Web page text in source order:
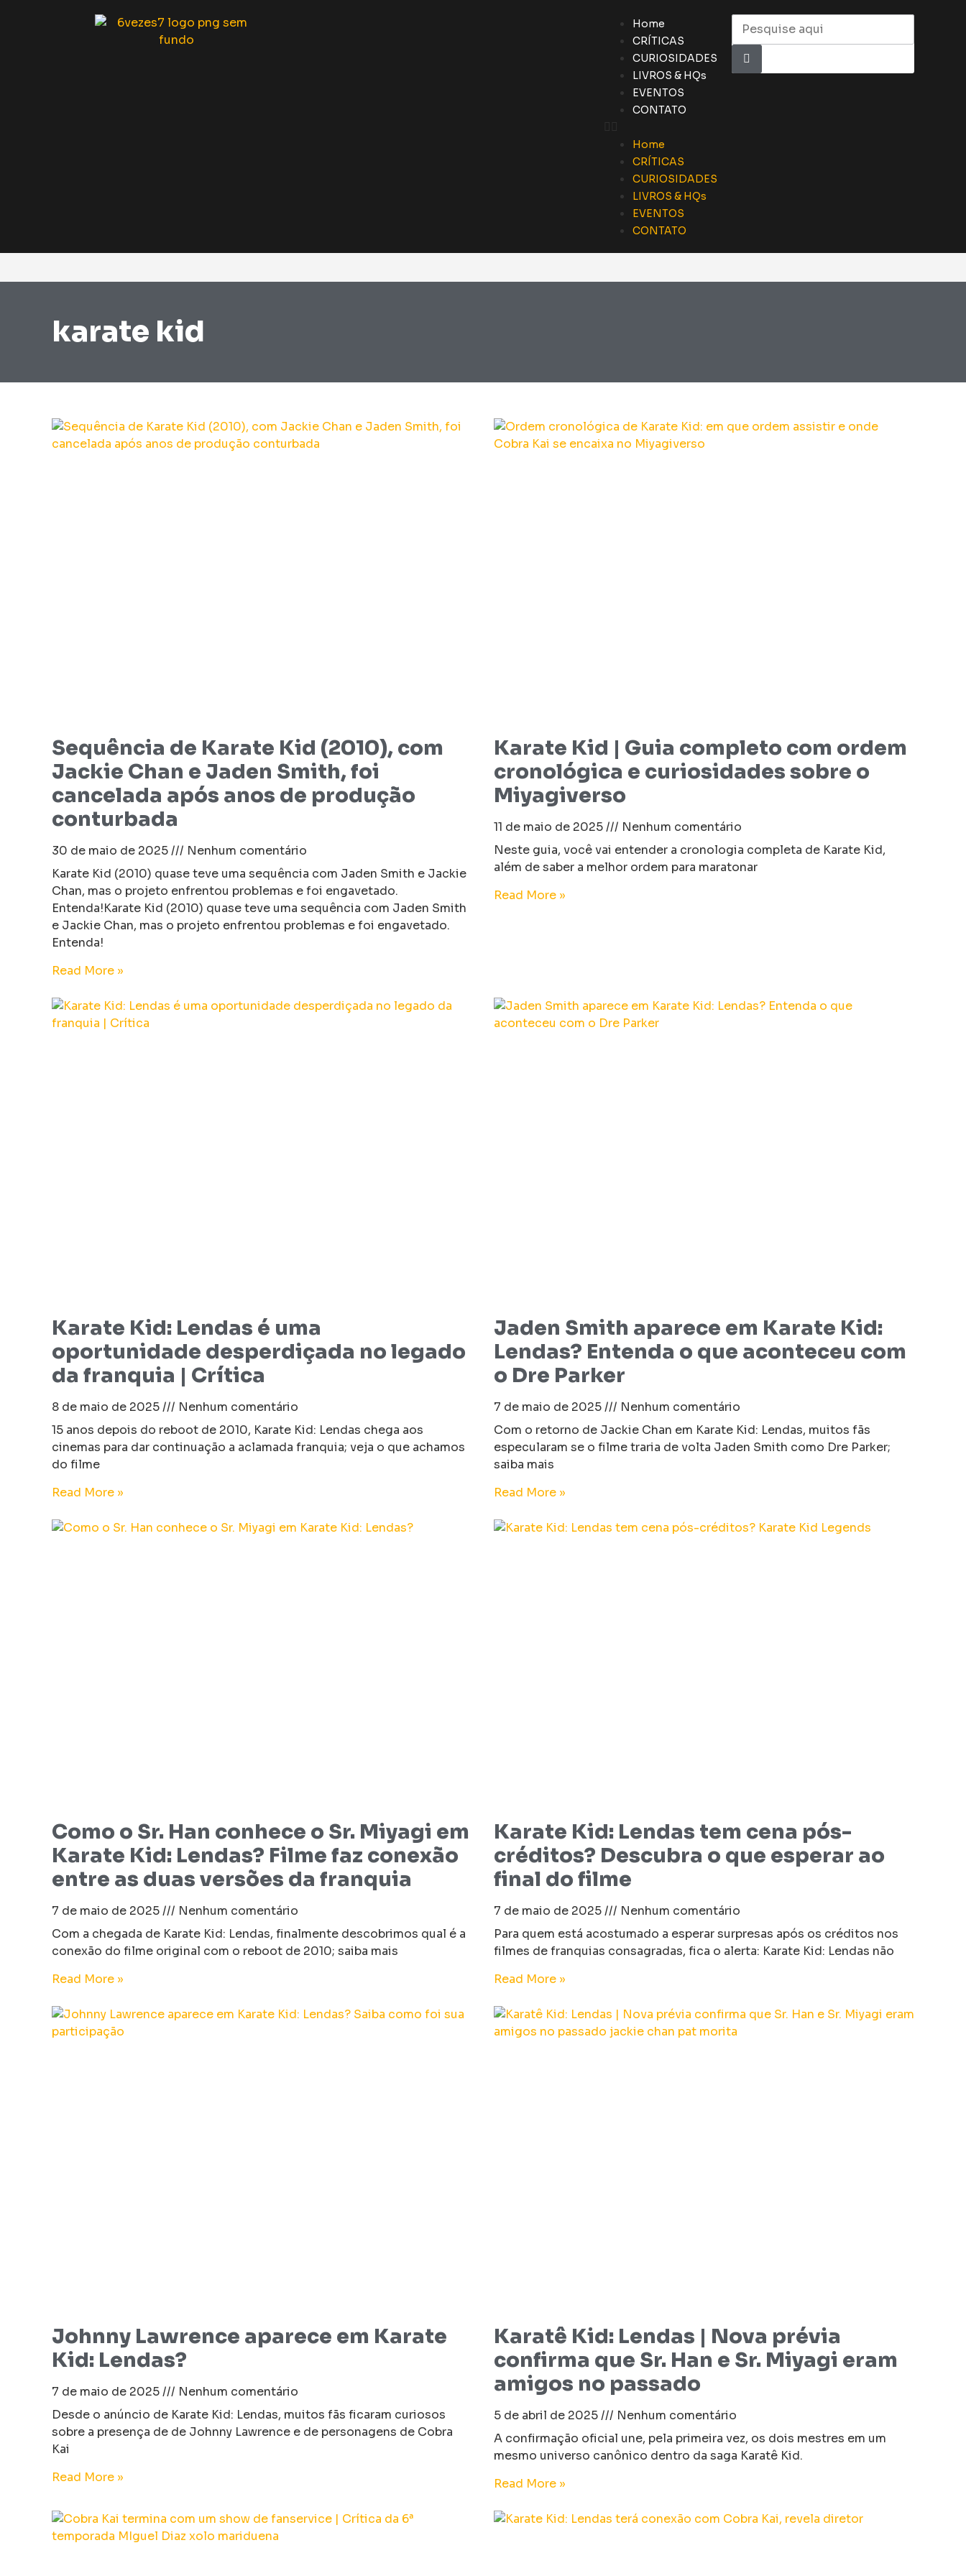
Home
CRÍTICAS
CURIOSIDADES
LIVROS & HQs
EVENTOS
CONTATO
Home
CRÍTICAS
CURIOSIDADES
LIVROS & HQs
EVENTOS
CONTATO
karate kid
Sequência de Karate Kid (2010), com
Jackie Chan e Jaden Smith, foi
cancelada após anos de produção
conturbada
30 de maio de 2025
Nenhum comentário
Karate Kid (2010) quase teve uma sequência com Jaden Smith e Jackie
Chan, mas o projeto enfrentou problemas e foi engavetado.
Entenda!Karate Kid (2010) quase teve uma sequência com Jaden Smith
e Jackie Chan, mas o projeto enfrentou problemas e foi engavetado.
Entenda!
Read More »
Karate Kid | Guia completo com ordem
cronológica e curiosidades sobre o
Miyagiverso
11 de maio de 2025
Nenhum comentário
Neste guia, você vai entender a cronologia completa de Karate Kid,
além de saber a melhor ordem para maratonar
Read More »
Karate Kid: Lendas é uma
oportunidade desperdiçada no legado
da franquia | Crítica
8 de maio de 2025
Nenhum comentário
15 anos depois do reboot de 2010, Karate Kid: Lendas chega aos
cinemas para dar continuação a aclamada franquia; veja o que achamos
do filme
Read More »
Jaden Smith aparece em Karate Kid:
Lendas? Entenda o que aconteceu com
o Dre Parker
7 de maio de 2025
Nenhum comentário
Com o retorno de Jackie Chan em Karate Kid: Lendas, muitos fãs
especularam se o filme traria de volta Jaden Smith como Dre Parker;
saiba mais
Read More »
Como o Sr. Han conhece o Sr. Miyagi em
Karate Kid: Lendas? Filme faz conexão
entre as duas versões da franquia
7 de maio de 2025
Nenhum comentário
Com a chegada de Karate Kid: Lendas, finalmente descobrimos qual é a
conexão do filme original com o reboot de 2010; saiba mais
Read More »
Karate Kid: Lendas tem cena pós-
créditos? Descubra o que esperar ao
final do filme
7 de maio de 2025
Nenhum comentário
Para quem está acostumado a esperar surpresas após os créditos nos
filmes de franquias consagradas, fica o alerta: Karate Kid: Lendas não
Read More »
Johnny Lawrence aparece em Karate
Kid: Lendas?
7 de maio de 2025
Nenhum comentário
Desde o anúncio de Karate Kid: Lendas, muitos fãs ficaram curiosos
sobre a presença de de Johnny Lawrence e de personagens de Cobra
Kai
Read More »
Karatê Kid: Lendas | Nova prévia
confirma que Sr. Han e Sr. Miyagi eram
amigos no passado
5 de abril de 2025
Nenhum comentário
A confirmação oficial une, pela primeira vez, os dois mestres em um
mesmo universo canônico dentro da saga Karatê Kid.
Read More »